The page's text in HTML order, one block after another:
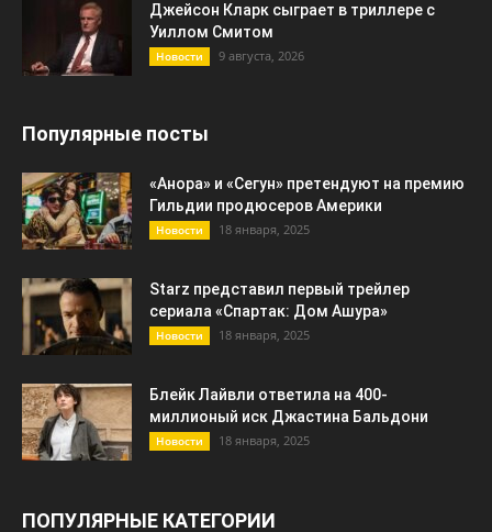
Джейсон Кларк сыграет в триллере с
Уиллом Смитом
Новости 9 августа, 2026
Популярные посты
«Анора» и «Сегун» претендуют на премию
Гильдии продюсеров Америки
Новости 18 января, 2025
Starz представил первый трейлер
сериала «Спартак: Дом Ашура»
Новости 18 января, 2025
Блейк Лайвли ответила на 400-
миллионый иск Джастина Бальдони
Новости 18 января, 2025
ПОПУЛЯРНЫЕ КАТЕГОРИИ